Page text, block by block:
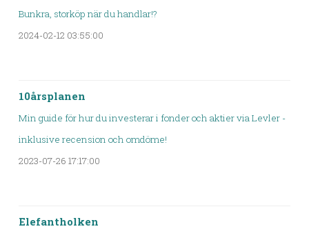
Bunkra, storköp när du handlar!?
2024-02-12 03:55:00
10årsplanen
Min guide för hur du investerar i fonder och aktier via Levler -
inklusive recension och omdöme!
2023-07-26 17:17:00
Elefantholken